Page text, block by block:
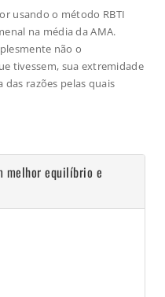
usando o método RBTI
na média da AMA.
não o
tivessem, sua extremidade
das razões pelas quais
melhor equilíbrio e